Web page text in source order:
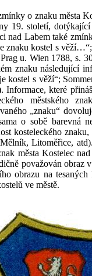
o znaku města
19. století,
nad Labem také
znaku kostel s
u. Wien 1788, s.
znaku následující
kostel s věží“;
Informace, které
městského
„znaku“
o sobě barevná
kosteleckého
Litoměřice,
města Kostelec
považován obraz
obrazu na
ve městě.